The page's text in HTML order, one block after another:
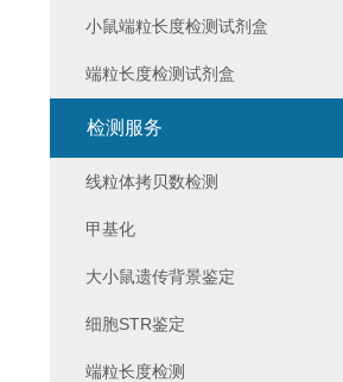
小鼠端粒长度检测试剂盒
端粒长度检测试剂盒
检测服务
线粒体拷贝数检测
甲基化
大小鼠遗传背景鉴定
细胞STR鉴定
端粒长度检测